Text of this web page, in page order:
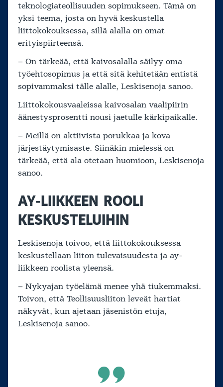
teknologiateollisuuden sopimukseen. Tämä on
yksi teema, josta on hyvä keskustella
liittokokouksessa, sillä alalla on omat
erityispiirteensä.
– On tärkeää, että kaivosalalla säilyy oma
työehtosopimus ja että sitä kehitetään entistä
sopivammaksi tälle alalle, Leskisenoja sanoo.
Liittokokousvaaleissa kaivosalan vaalipiirin
äänestysprosentti nousi jaetulle kärkipaikalle.
– Meillä on aktiivista porukkaa ja kova
järjestäytymisaste. Siinäkin mielessä on
tärkeää, että ala otetaan huomioon, Leskisenoja
sanoo.
AY-LIIKKEEN ROOLI
KESKUSTELUIHIN
Leskisenoja toivoo, että liittokokouksessa
keskustellaan liiton tulevaisuudesta ja ay-
liikkeen roolista yleensä.
– Nykyajan työelämä menee yhä tiukemmaksi.
Toivon, että Teollisuusliiton leveät hartiat
näkyvät, kun ajetaan jäsenistön etuja,
Leskisenoja sanoo.